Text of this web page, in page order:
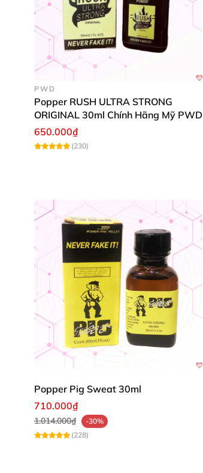
PWD
Popper RUSH ULTRA STRONG
ORIGINAL 30ml Chính Hãng Mỹ PWD
650.000₫
(230)
Popper Pig Sweat 30ml
710.000₫
1.014.000₫
-30%
(228)